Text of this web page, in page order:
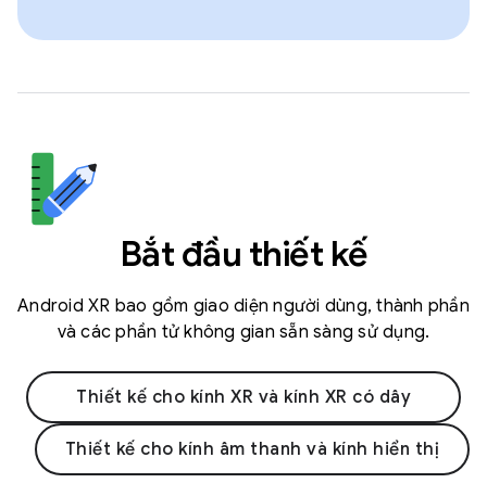
Bắt đầu thiết kế
Android XR bao gồm giao diện người dùng, thành phần
và các phần tử không gian sẵn sàng sử dụng.
Thiết kế cho kính XR và kính XR có dây
Thiết kế cho kính âm thanh và kính hiển thị